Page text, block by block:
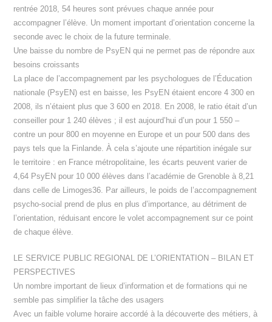
rentrée 2018, 54 heures sont prévues chaque année pour
accompagner l’élève. Un moment important d’orientation concerne la
seconde avec le choix de la future terminale.
Une baisse du nombre de PsyEN qui ne permet pas de répondre aux
besoins croissants
La place de l’accompagnement par les psychologues de l’Éducation
nationale (PsyEN) est en baisse, les PsyEN étaient encore 4 300 en
2008, ils n’étaient plus que 3 600 en 2018. En 2008, le ratio était d’un
conseiller pour 1 240 élèves ; il est aujourd’hui d’un pour 1 550 –
contre un pour 800 en moyenne en Europe et un pour 500 dans des
pays tels que la Finlande. À cela s’ajoute une répartition inégale sur
le territoire : en France métropolitaine, les écarts peuvent varier de
4,64 PsyEN pour 10 000 élèves dans l’académie de Grenoble à 8,21
dans celle de Limoges36. Par ailleurs, le poids de l’accompagnement
psycho-social prend de plus en plus d’importance, au détriment de
l’orientation, réduisant encore le volet accompagnement sur ce point
de chaque élève.
LE SERVICE PUBLIC REGIONAL DE L’ORIENTATION – BILAN ET
PERSPECTIVES
Un nombre important de lieux d’information et de formations qui ne
semble pas simplifier la tâche des usagers
Avec un faible volume horaire accordé à la découverte des métiers, à